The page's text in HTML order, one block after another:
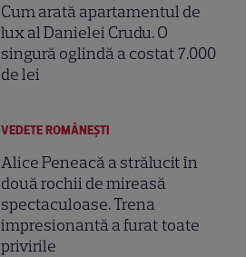
Cum arată apartamentul de
lux al Danielei Crudu. O
singură oglindă a costat 7.000
de lei
VEDETE ROMÂNEŞTI
Alice Peneacă a strălucit în
două rochii de mireasă
spectaculoase. Trena
impresionantă a furat toate
privirile